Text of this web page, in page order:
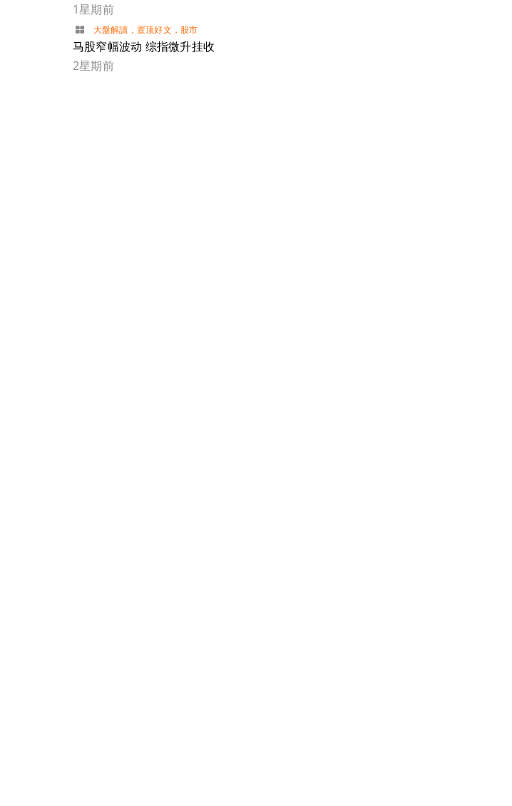
1星期前
大盤解讀 ， 置顶好文 ， 股市
马股窄幅波动 综指微升挂收
2星期前